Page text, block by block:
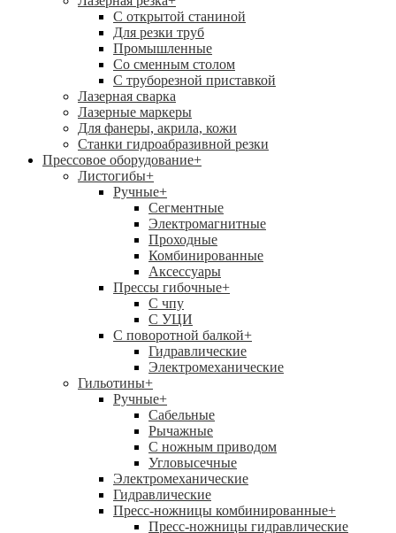
С открытой станиной
Для резки труб
Промышленные
Со сменным столом
С труборезной приставкой
Лазерная сварка
Лазерные маркеры
Для фанеры, акрила, кожи
Станки гидроабразивной резки
Прессовое оборудование+
Листогибы+
Ручные+
Сегментные
Электромагнитные
Проходные
Комбинированные
Аксессуары
Прессы гибочные+
C чпу
С УЦИ
С поворотной балкой+
Гидравлические
Электромеханические
Гильотины+
Ручные+
Сабельные
Рычажные
С ножным приводом
Угловысечные
Электромеханические
Гидравлические
Пресс-ножницы комбинированные+
Пресс-ножницы гидравлические